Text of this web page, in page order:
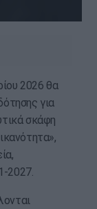
2026 θα
για
σκάφη
2027.